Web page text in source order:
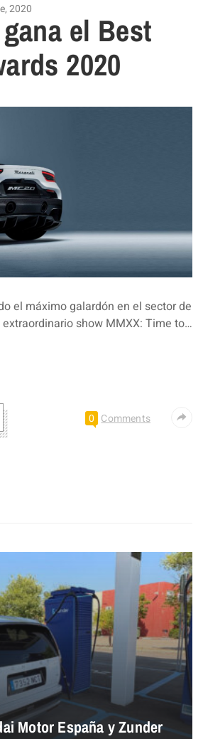
2020
el Best
2020
el máximo galardón en el sector de
show MMXX: Time to…
0 Comments
Motor España y Zunder